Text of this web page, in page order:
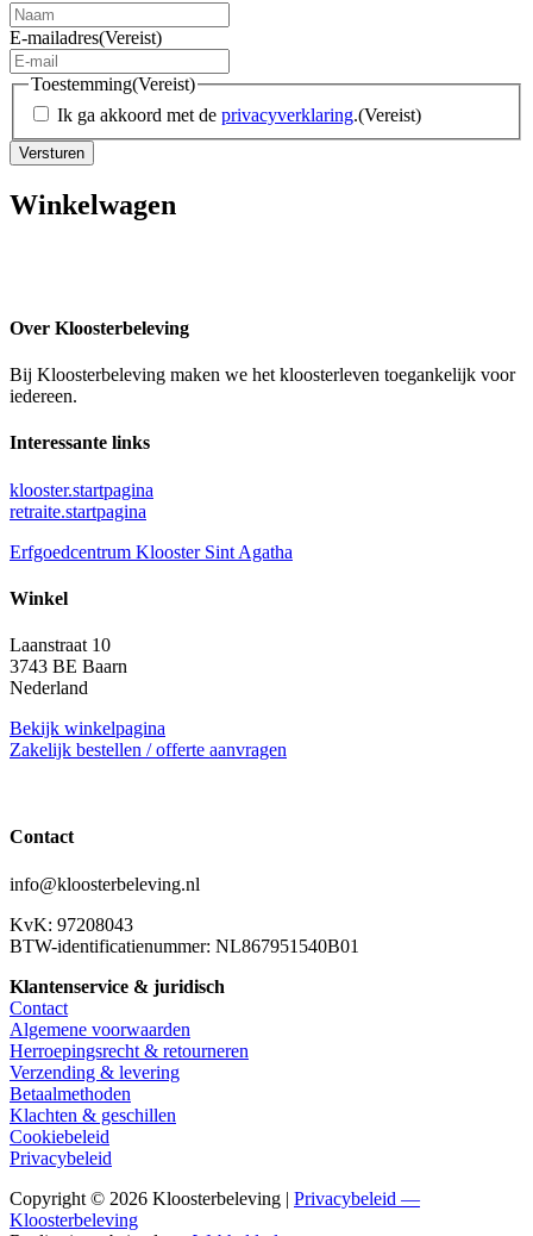
E-mailadres(Vereist)
Toestemming(Vereist)
Ik ga akkoord met de privacyverklaring.(Vereist)
Winkelwagen
Over Kloosterbeleving
Bij Kloosterbeleving maken we het kloosterleven toegankelijk voor
iedereen.
Interessante links
klooster.startpagina
retraite.startpagina
Erfgoedcentrum Klooster Sint Agatha
Winkel
Laanstraat 10
3743 BE Baarn
Nederland
Bekijk winkelpagina
Zakelijk bestellen / offerte aanvragen
Contact
info@kloosterbeleving.nl
KvK: 97208043
BTW-identificatienummer: NL867951540B01
Klantenservice & juridisch
Contact
Algemene voorwaarden
Herroepingsrecht & retourneren
Verzending & levering
Betaalmethoden
Klachten & geschillen
Cookiebeleid
Privacybeleid
Copyright © 2026 Kloosterbeleving | Privacybeleid —
Kloosterbeleving